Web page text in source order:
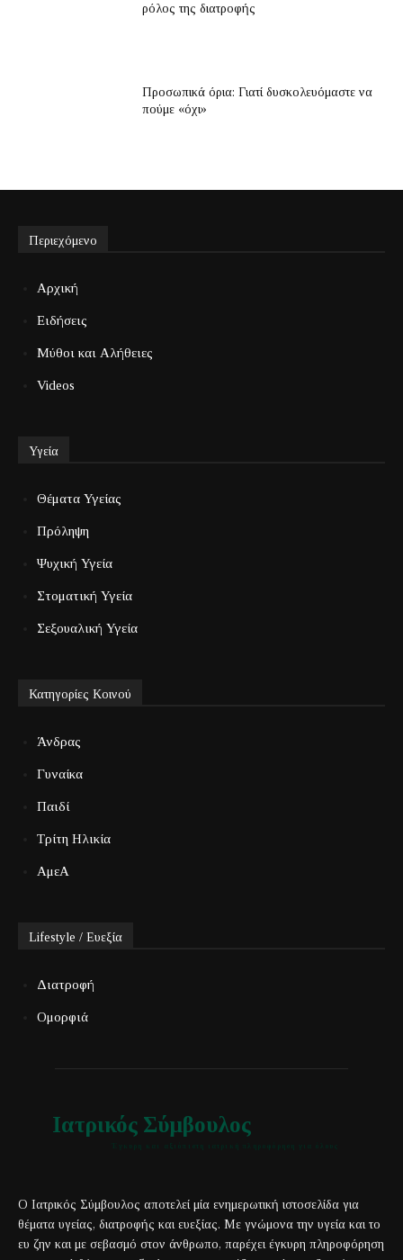
ρόλος της διατροφής
Προσωπικά όρια: Γιατί δυσκολευόμαστε να
πούμε «όχι»
Περιεχόμενο
Αρχική
Ειδήσεις
Μύθοι και Αλήθειες
Videos
Υγεία
Θέματα Υγείας
Πρόληψη
Ψυχική Υγεία
Στοματική Υγεία
Σεξουαλική Υγεία
Κατηγορίες Κοινού
Άνδρας
Γυναίκα
Παιδί
Τρίτη Ηλικία
ΑμεΑ
Lifestyle / Ευεξία
Διατροφή
Ομορφιά
Ιατρικός Σύμβουλος
Ο Ιατρικός Σύμβουλος αποτελεί μία ενημερωτική ιστοσελίδα για
θέματα υγείας, διατροφής και ευεξίας. Με γνώμονα την υγεία και το
ευ ζην και με σεβασμό στον άνθρωπο, παρέχει έγκυρη πληροφόρηση